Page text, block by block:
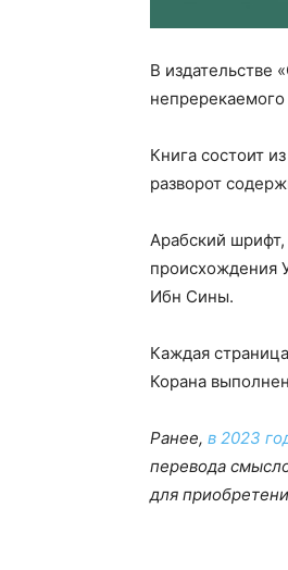
В издательстве
непререкаемого
Книга состоит
разворот
Арабский шрифт,
происхождения
Ибн Сины.
Каждая
Корана
Ранее, в 2023
перевода
для